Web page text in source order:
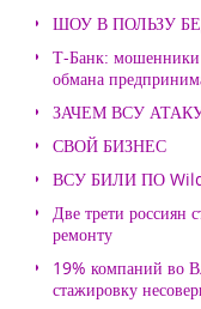
ШОУ В ПОЛЬЗУ
Т-Банк: мошенники
обмана
ЗАЧЕМ ВСУ
СВОЙ БИЗНЕС
ВСУ БИЛИ ПО
Две трети россиян
ремонту
19% компаний во
стажировку